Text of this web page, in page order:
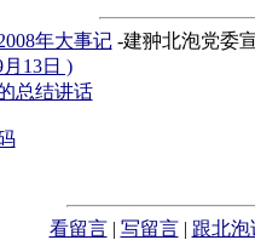
年大事记-建翀北泡党委
13日 )
总结讲话
看留言| 写留言| 跟北泡